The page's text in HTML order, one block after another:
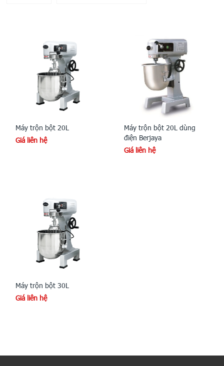
Máy trộn bột 20L
Giá liên hệ
Máy trộn bột 20L dùng
điện Berjaya
Giá liên hệ
Máy trộn bột 30L
Giá liên hệ